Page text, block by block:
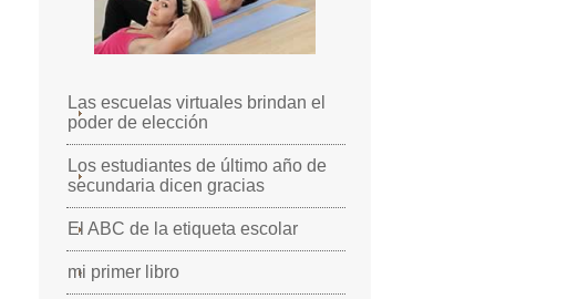
Las escuelas virtuales brindan el
poder de elección
Los estudiantes de último año de
secundaria dicen gracias
El ABC de la etiqueta escolar
mi primer libro